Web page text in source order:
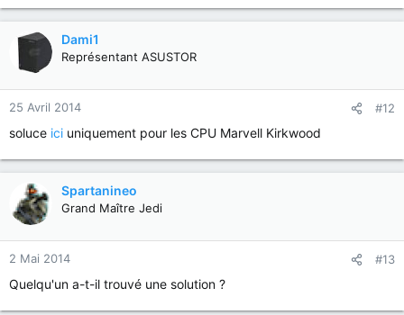
Dami1
Représentant ASUSTOR
25 Avril 2014 #12
soluce ici uniquement pour les CPU Marvell Kirkwood
Spartanineo
Grand Maître Jedi
2 Mai 2014 #13
Quelqu'un a-t-il trouvé une solution ?